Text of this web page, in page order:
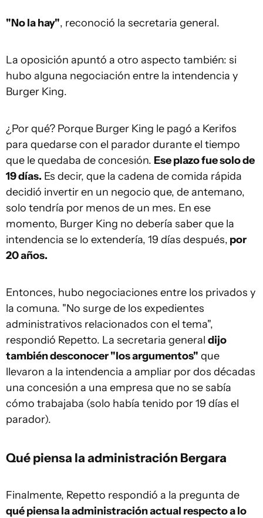
"No la hay", reconoció la secretaria general.
La oposición apuntó a otro aspecto también: si
hubo alguna negociación entre la intendencia y
Burger King.
¿Por qué? Porque Burger King le pagó a Kerifos
para quedarse con el parador durante el tiempo
que le quedaba de concesión. Ese plazo fue solo de
19 días. Es decir, que la cadena de comida rápida
decidió invertir en un negocio que, de antemano,
solo tendría por menos de un mes. En ese
momento, Burger King no debería saber que la
intendencia se lo extendería, 19 días después, por
20 años.
Entonces, hubo negociaciones entre los privados y
la comuna. "No surge de los expedientes
administrativos relacionados con el tema",
respondió Repetto. La secretaria general dijo
también desconocer "los argumentos" que
llevaron a la intendencia a ampliar por dos décadas
una concesión a una empresa que no se sabía
cómo trabajaba (solo había tenido por 19 días el
parador).
Qué piensa la administración Bergara
Finalmente, Repetto respondió a la pregunta de
qué piensa la administración actual respecto a lo